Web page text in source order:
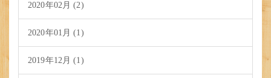
2020年02月 (2)
2020年01月 (1)
2019年12月 (1)